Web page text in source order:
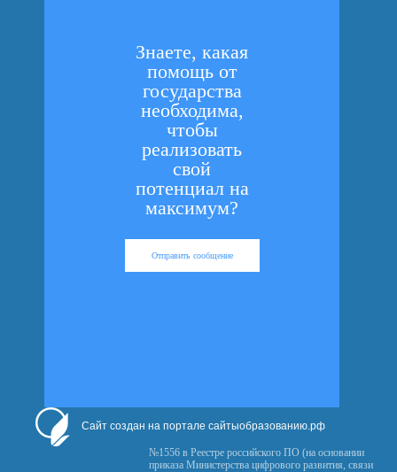
Знаете, какая
помощь от
государства
необходима,
чтобы
реализовать
свой
потенциал на
максимум?
Отправить сообщение
Сайт создан на портале сайтыобразованию.рф
№1556 в Реестре российского ПО (на основании
приказа Министерства цифрового развития, связи